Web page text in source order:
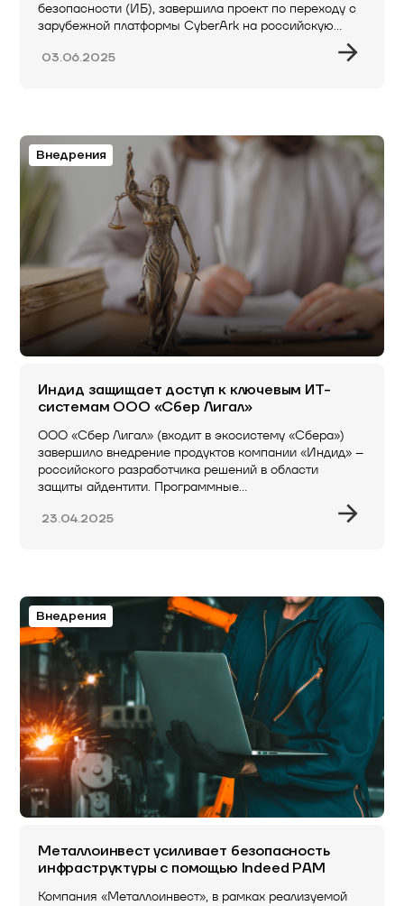
безопасности (ИБ), завершила проект по переходу с
зарубежной платформы CyberArk на российскую…
03.06.2025
Внедрения
Индид защищает доступ к ключевым ИТ-
системам ООО «Сбер Лигал»
ООО «Сбер Лигал» (входит в экосистему «Сбера»)
завершило внедрение продуктов компании «Индид» –
российского разработчика решений в области
защиты айдентити. Программные…
23.04.2025
Внедрения
Металлоинвест усиливает безопасность
инфраструктуры с помощью Indeed PAM
Компания «Металлоинвест», в рамках реализуемой